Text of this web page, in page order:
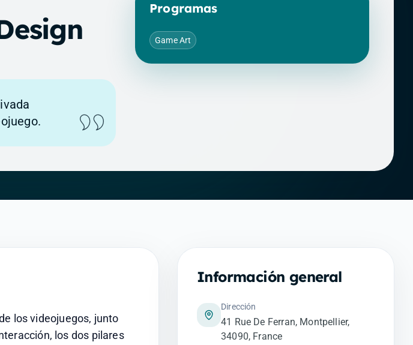
Programas
Game Art
los videojuegos, junto
los dos pilares
Información general
Dirección
41 Rue De Ferran, Montpellier,
34090, France